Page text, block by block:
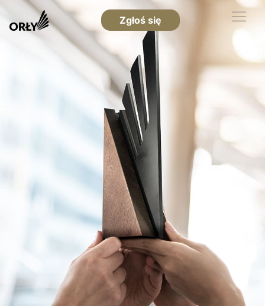
Zgłoś się